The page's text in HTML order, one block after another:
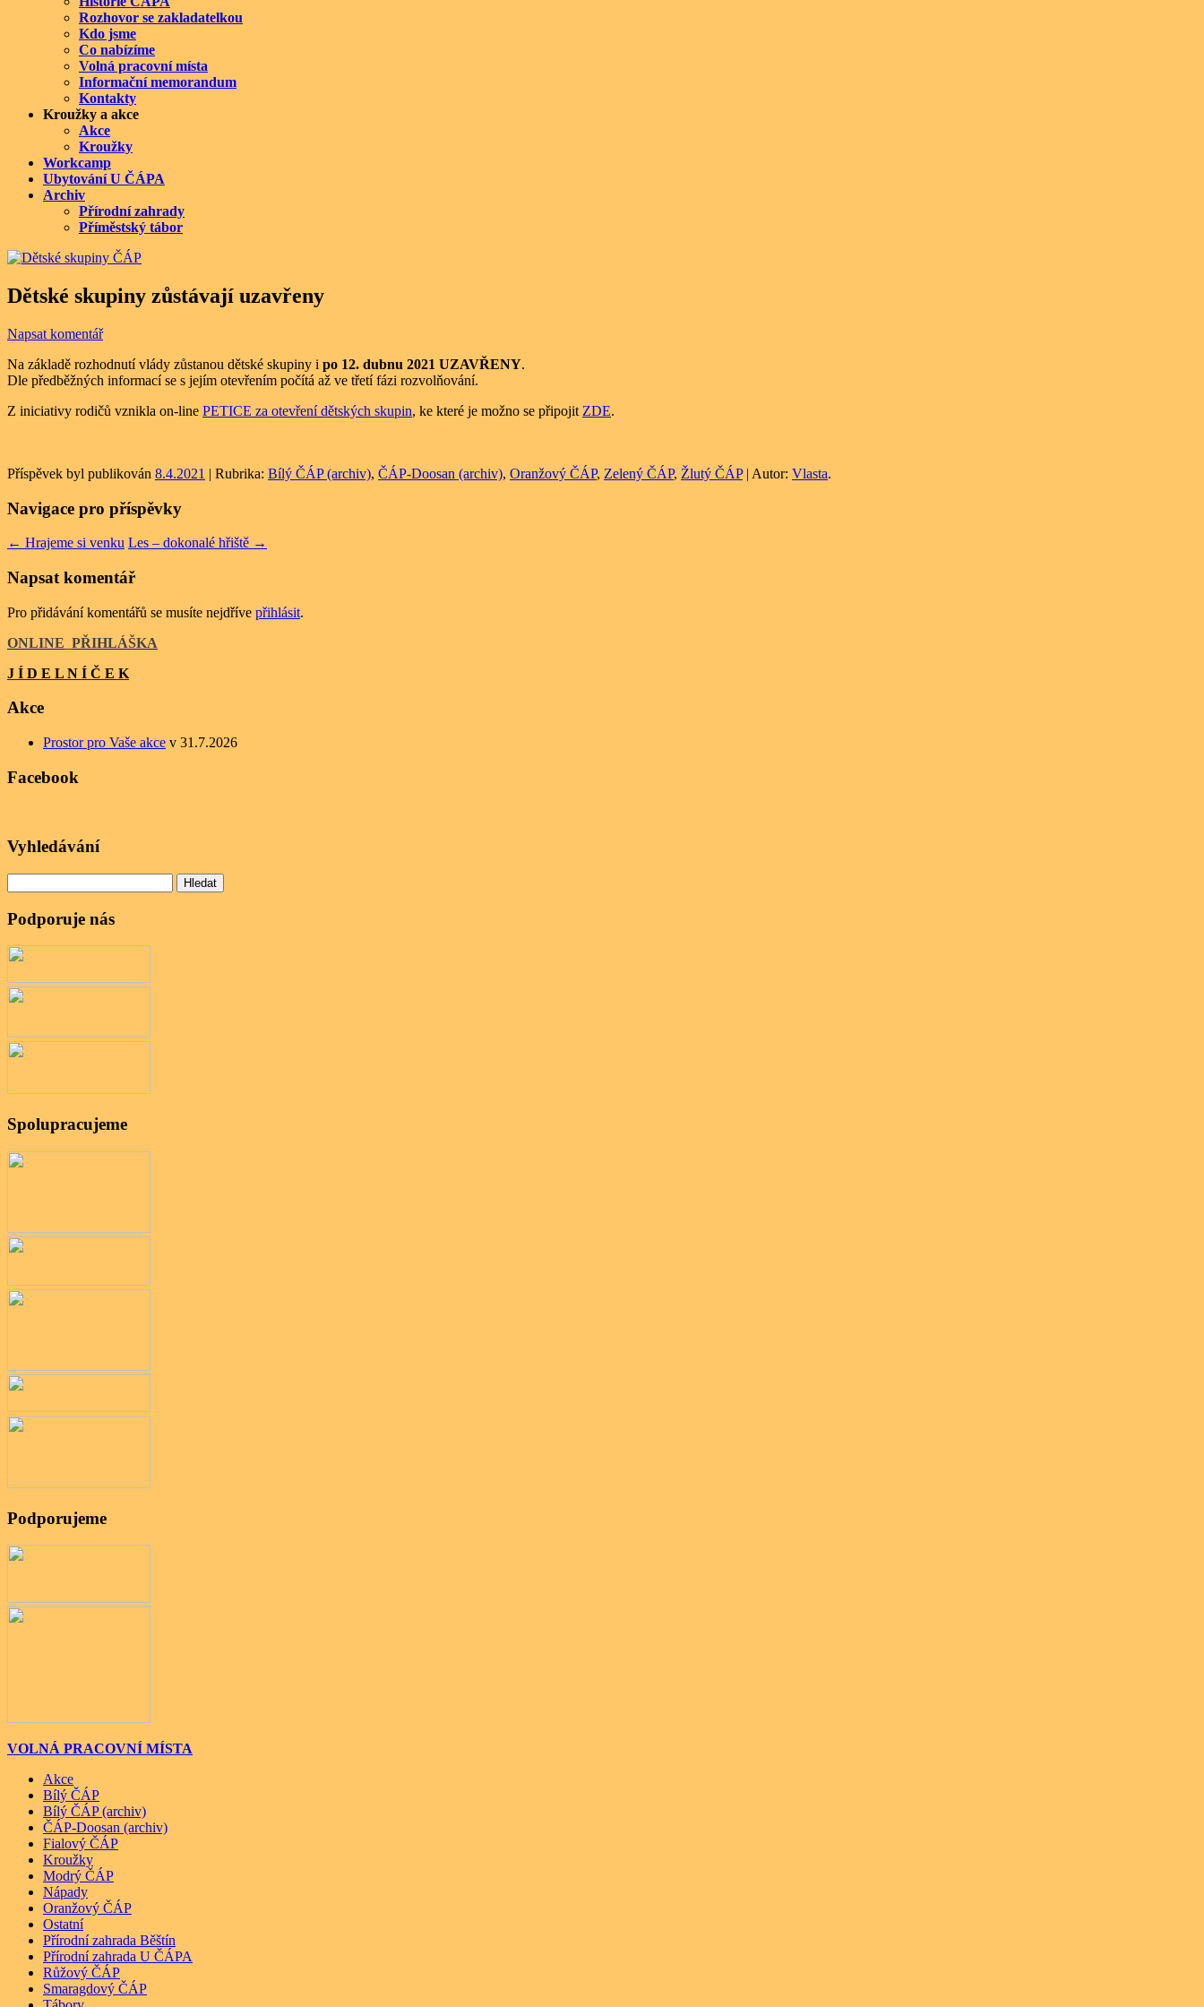
Rozhovor se zakladatelkou
Kdo jsme
Co nabízíme
Volná pracovní místa
Informační memorandum
Kontakty
Kroužky a akce
Akce
Kroužky
Workcamp
Ubytování U ČÁPA
Archiv
Přírodní zahrady
Příměstský tábor
Dětské skupiny zůstávají uzavřeny
Napsat komentář
Na základě rozhodnutí vlády zůstanou dětské skupiny i po 12. dubnu 2021 UZAVŘENY.
Dle předběžných informací se s jejím otevřením počítá až ve třetí fázi rozvolňování.
Z iniciativy rodičů vznikla on-line PETICE za otevření dětských skupin, ke které je možno se připojit ZDE.
Příspěvek byl publikován 8.4.2021 | Rubrika: Bílý ČÁP (archiv), ČÁP-Doosan (archiv), Oranžový ČÁP, Zelený ČÁP, Žlutý ČÁP| Autor: Vlasta.
Navigace pro příspěvky
← Hrajeme si venku Les – dokonalé hřiště →
Napsat komentář
Pro přidávání komentářů se musíte nejdříve přihlásit.
ONLINE PŘIHLÁŠKA
J Í D E L N Í Č E K
Akce
Prostor pro Vaše akce v 31.7.2026
Facebook
Vyhledávání
Podporuje nás
Spolupracujeme
Podporujeme
VOLNÁ PRACOVNÍ MÍSTA
Akce
Bílý ČÁP
Bílý ČÁP (archiv)
ČÁP-Doosan (archiv)
Fialový ČÁP
Kroužky
Modrý ČÁP
Nápady
Oranžový ČÁP
Ostatní
Přírodní zahrada Běštín
Přírodní zahrada U ČÁPA
Růžový ČÁP
Smaragdový ČÁP